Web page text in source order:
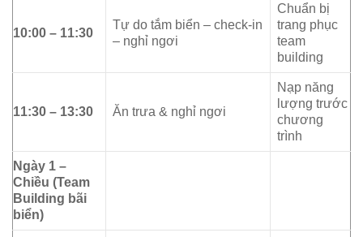
10:00 – 11:30
Tự do tắm biển – check-in
– nghỉ ngơi
Chuẩn bị
trang phục
team
building
11:30 – 13:30 Ăn trưa & nghỉ ngơi
Nạp năng
lượng trước
chương
trình
Ngày 1 –
Chiều (Team
Building bãi
biển)